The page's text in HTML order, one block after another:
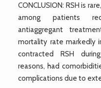
CONCLUSION: RSH is
among patients
antiaggregant
mortality rate markedly
contracted RSH
reasons, had
complications due to